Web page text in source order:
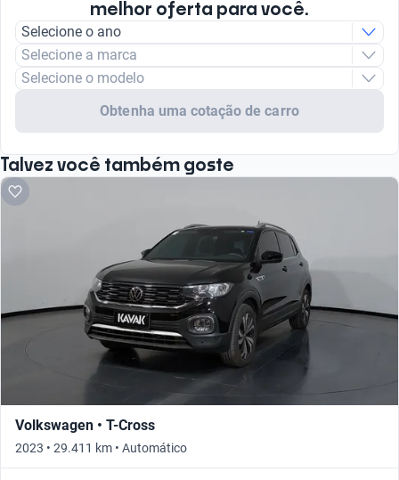
melhor oferta para você.
Selecione o ano
Selecione a marca
Selecione o modelo
Obtenha uma cotação de carro
Talvez você também goste
Volkswagen • T-Cross
2023 • 29.411 km • Automático